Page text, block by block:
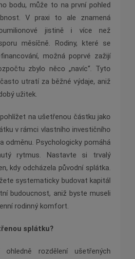
bodu, může to na první pohled
V praxi to ale znamená
jistině i více než
měsíčně. Rodiny, které se
možná poprvé zažijí
zbylo něco „navíc“. Tyto
utratí za běžné výdaje, aniž
užitek.
na ušetřenou částku jako
v rámci vlastního investičního
odměnu. Psychologicky pomáhá
rytmus. Nastavte si trvalý
kdy odcházela původní splátka.
systematicky budovat kapitál
budoucnost, aniž byste museli
rodinný komfort.
splátku?
rozdělení ušetřených